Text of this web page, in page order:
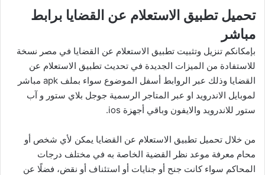
تحميل تطبيق الاستعلام عن القضايا برابط
مباشر
بإمكانكم تنزيل وتثبيت تطبيق الاستعلام عن القضايا في مصر نسخة
للاستفادة من الميزات الجديدة في تحديث تطبيق الاستعلام عن
القضايا وذلك عبر الروابط أسفل الموضوع سواء بملف apk مباشر
لموبايل الاندرويد او عبر المتاجر الرسمية جوجل بلاي ستور و آب
ستور للاندرويد والايفون وباقي أجهزة ios.
من خلال تحميل تطبيق الاستعلام عن القضايا يمكن لأي شخص أو
محام معرفة موعد نظر القضية الخاصة به في مختلف درجات
المحاكم سواء كانت جنح أو جنايات أو استئناف أو نقض، فضلًا عن